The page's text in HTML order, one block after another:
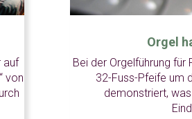
auf
von
Orgel
Bei der Orgelführung für
32-Fuss-Pfeife um
demonstriert, was